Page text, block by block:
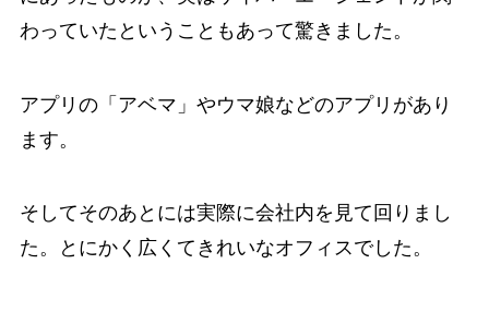
わっていたということもあって驚きました。
アプリの「アベマ」やウマ娘などのアプリがあり
ます。
そしてそのあとには実際に会社内を見て回りまし
た。とにかく広くてきれいなオフィスでした。